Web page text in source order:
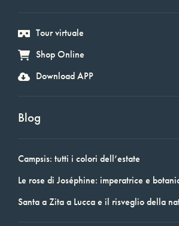
Tour virtuale
Shop Online
Download APP
Blog
Campsis: tutti i colori dell’estate
Le rose di Joséphine: imperatrice e
Santa a Zita a Lucca e il risveglio della